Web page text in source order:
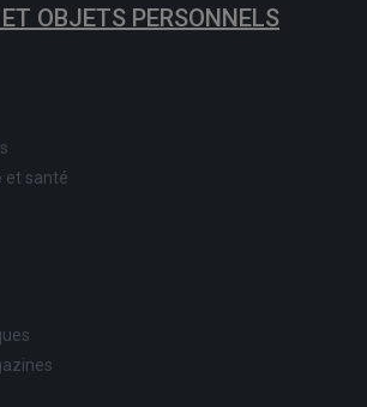
OBJETS PERSONNELS
et santé